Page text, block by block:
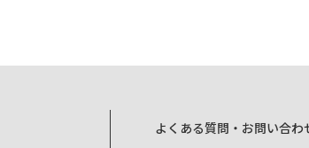
よくある質問・お問い合わ